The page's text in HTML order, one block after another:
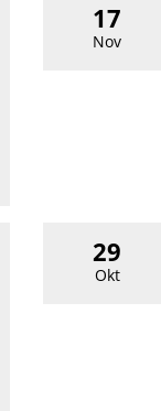
17
Nov
29
Okt